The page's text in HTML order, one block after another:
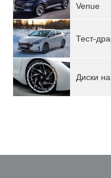
Venue
Тест-
Диски